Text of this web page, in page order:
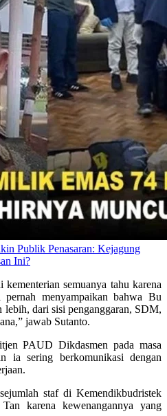
Publik Penasaran: Kejagung
Ini?
semuanya tahu karena
menyampaikan bahwa Bu
dari sisi penganggaran, SDM,
jawab Sutanto.
PAUD Dikdasmen pada masa
ia sering berkomunikasi dengan
staf di Kemendikbudristek
karena kewenangannya yang